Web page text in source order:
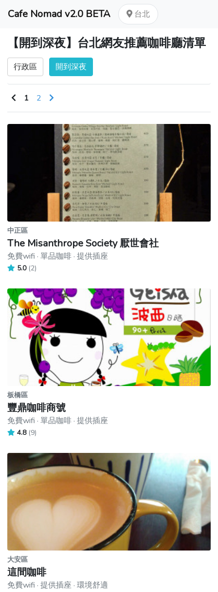
Cafe Nomad v2.0 BETA 台北
【開到深夜】台北網友推薦咖啡廳清單
行政區 開到深夜
1 2
中正區
The Misanthrope Society 厭世會社
免費wifi · 單品咖啡 · 提供插座
5.0 (2)
板橋區
豐鼎咖啡商號
免費wifi · 單品咖啡 · 提供插座
4.8 (9)
大安區
這間咖啡
免費wifi · 提供插座 · 環境舒適